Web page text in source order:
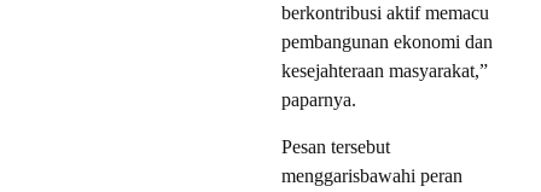
berkontribusi aktif memacu
pembangunan ekonomi dan
kesejahteraan masyarakat,”
paparnya.
Pesan tersebut
menggarisbawahi peran